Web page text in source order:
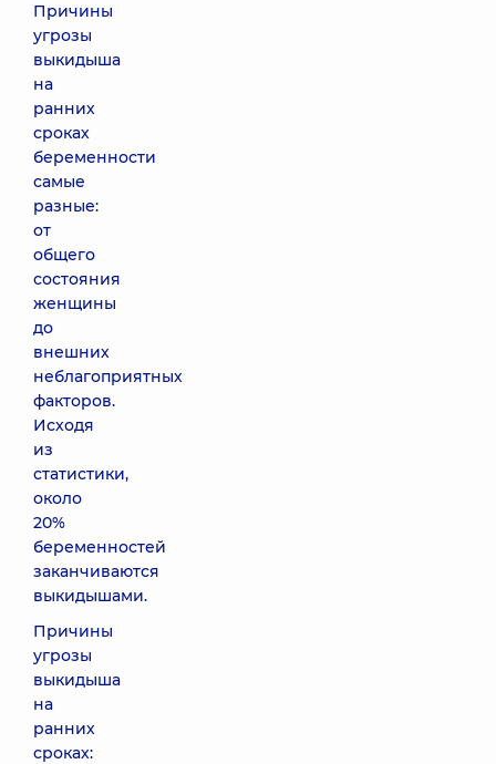
Причины
угрозы
выкидыша
на
ранних
сроках
беременности
самые
разные:
от
общего
состояния
женщины
до
внешних
неблагоприятных
факторов.
Исходя
из
статистики,
около
20%
беременностей
заканчиваются
выкидышами.
Причины
угрозы
выкидыша
на
ранних
сроках: